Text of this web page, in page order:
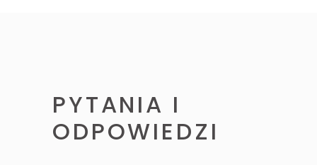
PYTANIA I
ODPOWIEDZI